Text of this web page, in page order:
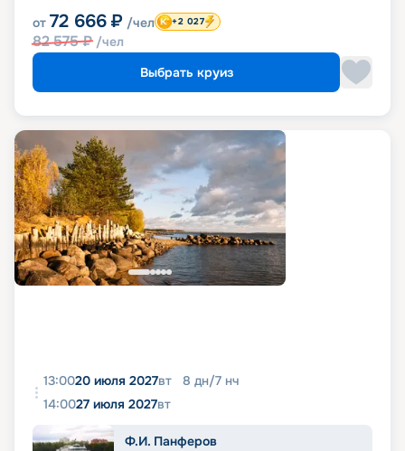
от 72 666 ₽ /чел
82 575₽ /чел
+2 027
Выбрать круиз
13:0020 июля 2027вт 8 дн/7 нч
14:0027 июля 2027вт
Ф.И. Панферов